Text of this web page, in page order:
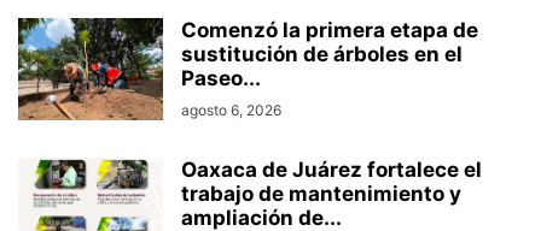
Comenzó la primera etapa de
sustitución de árboles en el
Paseo...
agosto 6, 2026
Oaxaca de Juárez fortalece el
trabajo de mantenimiento y
ampliación de...